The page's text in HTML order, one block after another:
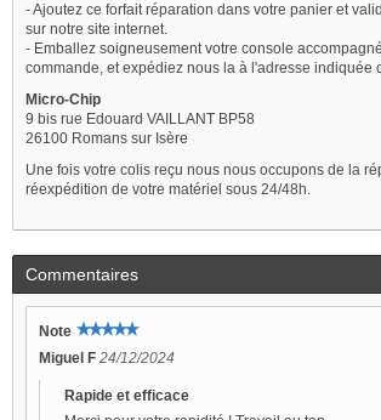
- Ajoutez ce forfait réparation dans votre panier et
sur notre site internet.
- Emballez soigneusement votre console
commande, et expédiez nous la à l'adresse indiquée
Micro-Chip
9 bis rue Edouard VAILLANT BP58
26100 Romans sur Isère
Une fois votre colis reçu nous nous occupons de la
réexpédition de votre matériel sous 24/48h.
Commentaires
Note
Miguel F 24/12/2024
Rapide et efficace